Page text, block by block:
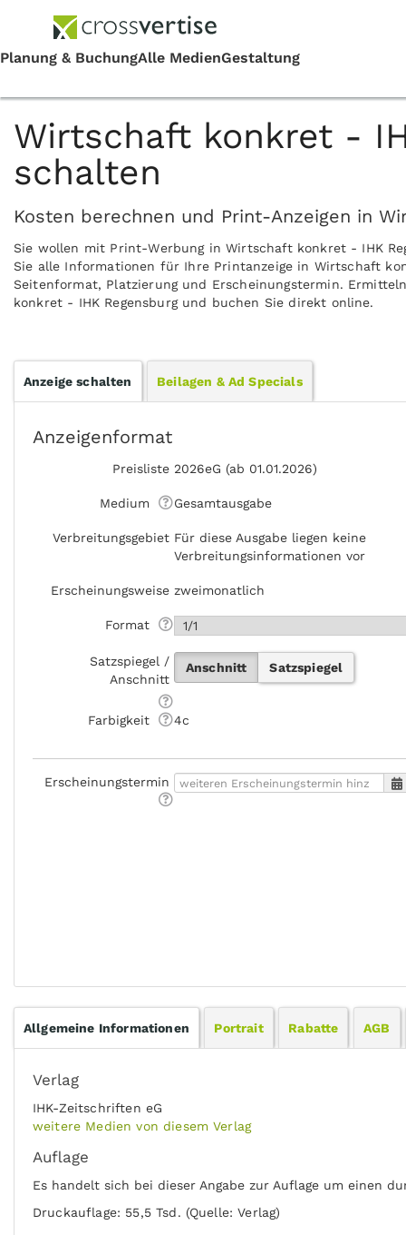
Wirtschaft konkret -
schalten
Kosten berechnen und Print-Anzeigen in
Sie wollen mit Print-Werbung in Wirtschaft konkret - IHK
Sie alle Informationen für Ihre Printanzeige in Wirtschaft
Seitenformat, Platzierung und Erscheinungstermin.
konkret - IHK Regensburg und buchen Sie direkt online.
Anzeige schalten Beilagen & Ad Specials
Anzeigenformat
Preisliste 2026eG (ab 01.01.2026)
Medium Gesamtausgabe
Verbreitungsgebiet Für diese Ausgabe liegen keine
Verbreitungsinformationen vor
Erscheinungsweise zweimonatlich
Format
Satzspiegel /
Anschnitt
Anschnitt Satzspiegel
Farbigkeit 4c
Erscheinungstermin
Allgemeine Informationen Portrait Rabatte AGB
Verlag
IHK-Zeitschriften eG
weitere Medien von diesem Verlag
Auflage
Es handelt sich bei dieser Angabe zur Auflage um einen
Druckauflage: 55,5 Tsd. (Quelle: Verlag)